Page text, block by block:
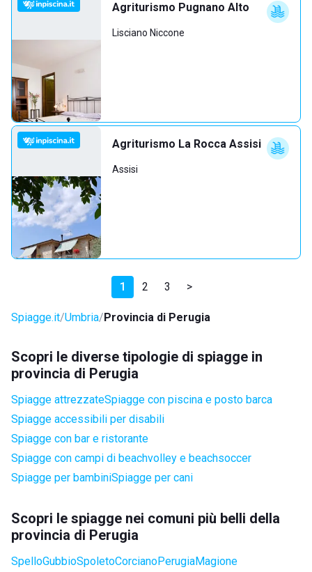
Agriturismo Pugnano Alto
Lisciano Niccone
Agriturismo La Rocca Assisi
Assisi
1 2 3 >
Spiagge.it Umbria Provincia di Perugia
Scopri le diverse tipologie di spiagge in
provincia di Perugia
Spiagge attrezzateSpiagge con piscina e posto barca
Spiagge accessibili per disabili
Spiagge con bar e ristorante
Spiagge con campi di beachvolley e beachsoccer
Spiagge per bambiniSpiagge per cani
Scopri le spiagge nei comuni più belli della
provincia di Perugia
SpelloGubbioSpoletoCorcianoPerugiaMagione